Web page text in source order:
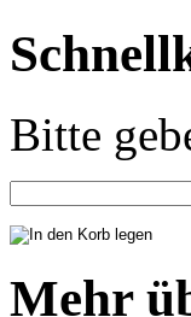
Bitte
Mehr